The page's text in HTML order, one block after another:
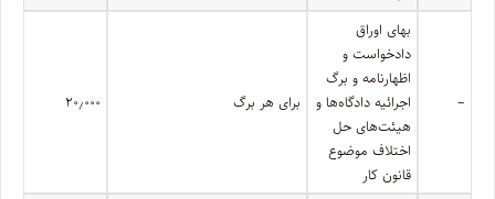
–
بهای اوراق
دادخواست و
اظهارنامه و برگ
اجرائیه دادگاه‌ها و
هیئت‌های حل
اختلاف موضوع
قانون کار
برای هر برگ ۲۰٫۰۰۰